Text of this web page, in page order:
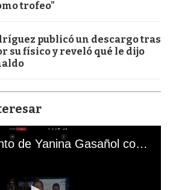
trofeo"
publicó un descargo tras
su físico y reveló qué le dijo
El mal momento de Yanina Gasañol con un hincha argentino en "Subrayado"